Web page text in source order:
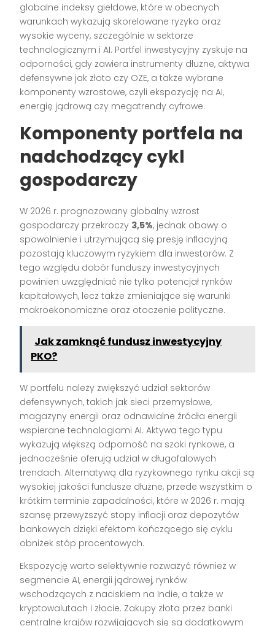
globalne indeksy giełdowe, które w obecnych
warunkach wykazują skorelowane ryzyka oraz
wysokie wyceny, szczególnie w sektorze
technologicznym i AI. Portfel inwestycyjny zyskuje na
odporności, gdy zawiera instrumenty dłużne, aktywa
defensywne jak złoto czy OZE, a także wybrane
komponenty wzrostowe, czyli ekspozycję na AI,
energię jądrową czy megatrendy cyfrowe.
Komponenty portfela na
nadchodzący cykl
gospodarczy
W 2026 r. prognozowany globalny wzrost
gospodarczy przekroczy 3,5%, jednak obawy o
spowolnienie i utrzymującą się presję inflacyjną
pozostają kluczowym ryzykiem dla inwestorów. Z
tego względu dobór funduszy inwestycyjnych
powinien uwzględniać nie tylko potencjał rynków
kapitałowych, lecz także zmieniające się warunki
makroekonomiczne oraz otoczenie polityczne.
Jak zamknąć fundusz inwestycyjny
PKO?
W portfelu należy zwiększyć udział sektorów
defensywnych, takich jak sieci przemysłowe,
magazyny energii oraz odnawialne źródła energii
wspierane technologiami AI. Aktywa tego typu
wykazują większą odporność na szoki rynkowe, a
jednocześnie oferują udział w długofalowych
trendach. Alternatywą dla ryzykownego rynku akcji są
wysokiej jakości fundusze dłużne, przede wszystkim o
krótkim terminie zapadalności, które w 2026 r. mają
szansę przewyższyć stopy inflacji oraz depozytów
bankowych dzięki efektom kończącego się cyklu
obniżek stóp procentowych.
Ekspozycję warto selektywnie rozważyć również w
segmencie AI, energii jądrowej, rynków
wschodzących z naciskiem na Indie, a także w
kryptowalutach i złocie. Zakupy złota przez banki
centralne krajów rozwijających się są dodatkowym